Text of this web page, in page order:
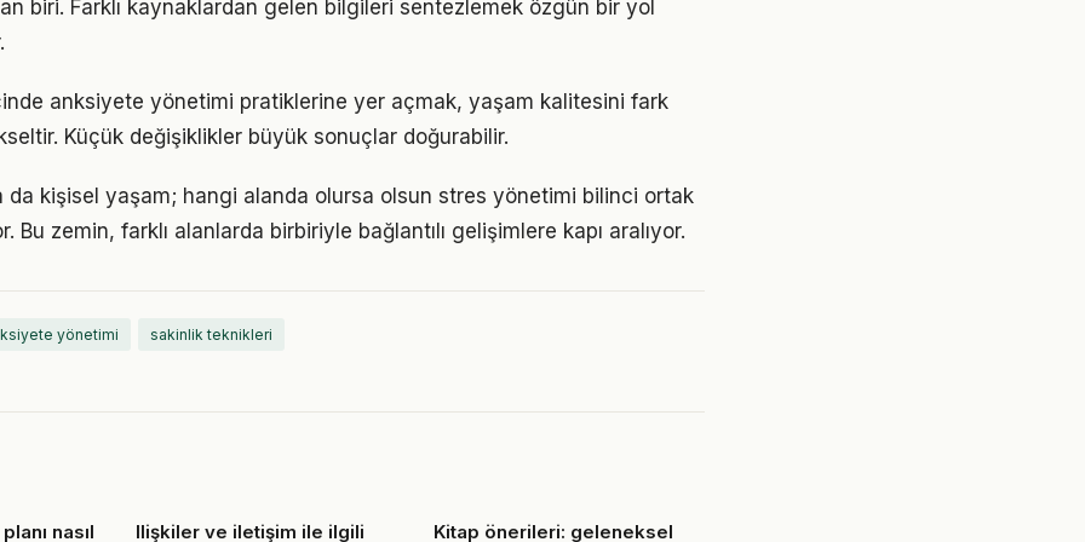
biri. Farklı kaynaklardan gelen bilgileri sentezlemek özgün bir yol
anksiyete yönetimi pratiklerine yer açmak, yaşam kalitesini fark
Küçük değişiklikler büyük sonuçlar doğurabilir.
da kişisel yaşam; hangi alanda olursa olsun stres yönetimi bilinci ortak
Bu zemin, farklı alanlarda birbiriyle bağlantılı gelişimlere kapı aralıyor.
yönetimi sakinlik teknikleri
nasıl Ilişkiler ve iletişim ile ilgili Kitap önerileri: geleneksel